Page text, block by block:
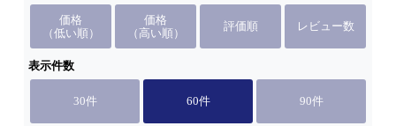
価格
（低い順）
価格
（高い順）
評価順 レビュー数
表示件数
30件 60件 90件